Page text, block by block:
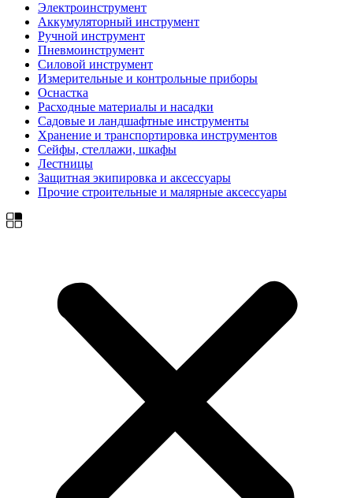
Электроинструмент
Аккумуляторный инструмент
Ручной инструмент
Пневмоинструмент
Силовой инструмент
Измерительные и контрольные приборы
Оснастка
Расходные материалы и насадки
Садовые и ландшафтные инструменты
Хранение и транспортировка инструментов
Сейфы, стеллажи, шкафы
Лестницы
Защитная экипировка и аксессуары
Прочие строительные и малярные аксессуары